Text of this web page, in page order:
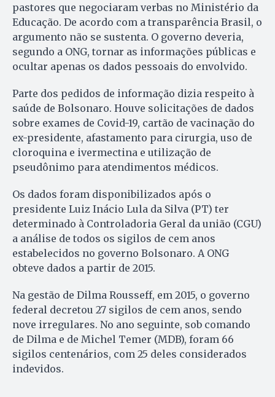
pastores que negociaram verbas no Ministério da
Educação. De acordo com a transparência Brasil, o
argumento não se sustenta. O governo deveria,
segundo a ONG, tornar as informações públicas e
ocultar apenas os dados pessoais do envolvido.
Parte dos pedidos de informação dizia respeito à
saúde de Bolsonaro. Houve solicitações de dados
sobre exames de Covid-19, cartão de vacinação do
ex-presidente, afastamento para cirurgia, uso de
cloroquina e ivermectina e utilização de
pseudônimo para atendimentos médicos.
Os dados foram disponibilizados após o
presidente Luiz Inácio Lula da Silva (PT) ter
determinado à Controladoria Geral da união (CGU)
a análise de todos os sigilos de cem anos
estabelecidos no governo Bolsonaro. A ONG
obteve dados a partir de 2015.
Na gestão de Dilma Rousseff, em 2015, o governo
federal decretou 27 sigilos de cem anos, sendo
nove irregulares. No ano seguinte, sob comando
de Dilma e de Michel Temer (MDB), foram 66
sigilos centenários, com 25 deles considerados
indevidos.